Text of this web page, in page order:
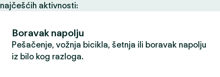
najčešćih aktivnosti:
Boravak napolju
Pešačenje, vožnja bicikla, šetnja ili boravak napolju
iz bilo kog razloga.